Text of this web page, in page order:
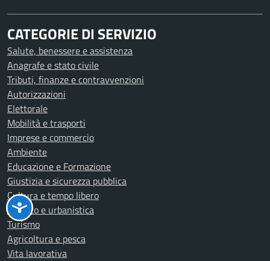
CATEGORIE DI SERVIZIO
Salute, benessere e assistenza
Anagrafe e stato civile
Tributi, finanze e contravvenzioni
Autorizzazioni
Elettorale
Mobilità e trasporti
Imprese e commercio
Ambiente
Educazione e Formazione
Giustizia e sicurezza pubblica
Cultura e tempo libero
Catasto e urbanistica
Turismo
Agricoltura e pesca
Vita lavorativa